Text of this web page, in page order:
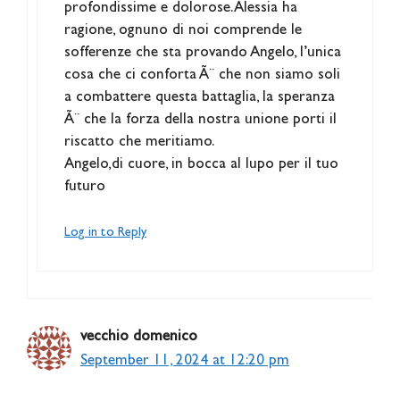
profondissime e dolorose. Alessia ha
ragione, ognuno di noi comprende le
sofferenze che sta provando Angelo, l’unica
cosa che ci conforta Ã¨ che non siamo soli
a combattere questa battaglia, la speranza
Ã¨ che la forza della nostra unione porti il
riscatto che meritiamo.
Angelo,di cuore, in bocca al lupo per il tuo
futuro
Log in to Reply
vecchio domenico
September 11, 2024 at 12:20 pm